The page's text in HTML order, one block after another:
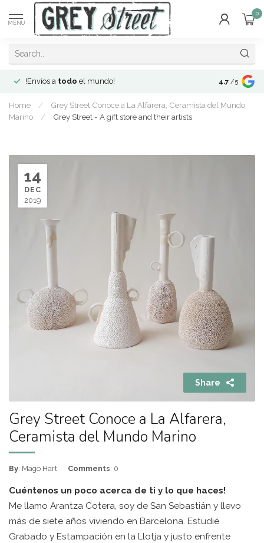
MENU
0
!Envíos a todo el mundo! Open since
4.7 /5
Home /
Grey Street Conoce a La Alfarera, Ceramista del Mundo
Marino
/ Grey Street - A gift store and their artists
14
DEC
2019
Share
Grey Street Conoce a La Alfarera,
Ceramista del Mundo Marino
By: Mago Hart Comments: 0
Cuéntenos un poco acerca de ti y lo que haces!
Me llamo Arantza Cotera, soy de San Sebastián y llevo
más de siete años viviendo en Barcelona. Estudié
Grabado y Estampación en la Llotja y justo enfrente